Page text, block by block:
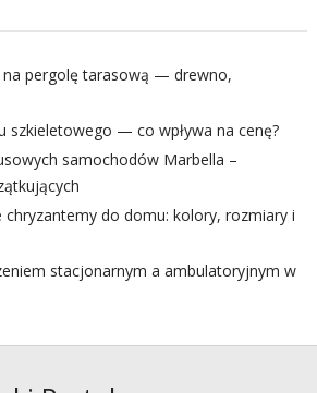
na pergolę tarasową — drewno,
szkieletowego — co wpływa na cenę?
samochodów Marbella –
chryzantemy do domu: kolory, rozmiary i
stacjonarnym a ambulatoryjnym w